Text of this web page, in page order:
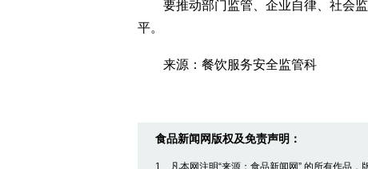
要推动部门监管、企业自律、社会监
平。
来源：餐饮服务安全监管科
食品新闻网版权及免责声明：